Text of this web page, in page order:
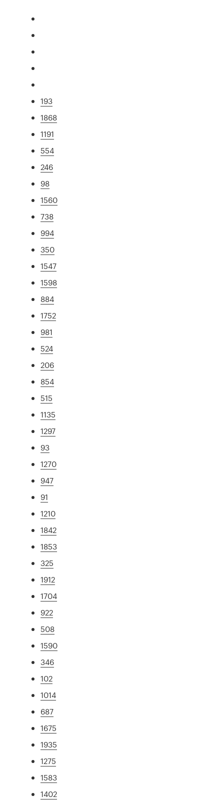
193
1868
1191
554
246
98
1560
738
994
350
1547
1598
884
1752
981
524
206
854
515
1135
1297
93
1270
947
91
1210
1842
1853
325
1912
1704
922
508
1590
346
102
1014
687
1675
1935
1275
1583
1402